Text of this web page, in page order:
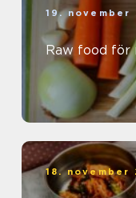
19. november
Raw food för
18. november